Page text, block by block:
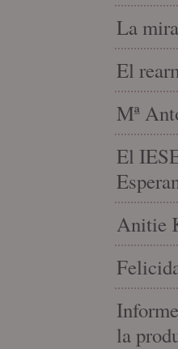
La
El
Mª
El
Anitie
la